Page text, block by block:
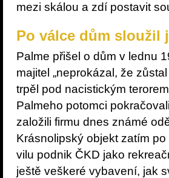
mezi skálou a zdí postavit
Po válce dům sloužil
Palme přišel o dům v lednu
majitel „neprokázal, že
trpěl pod nacistickým
Palmeho potomci
založili firmu dnes známé
Krásnolipský objekt zatím
vilu podnik ČKD jako
ještě veškeré vybavení, jak